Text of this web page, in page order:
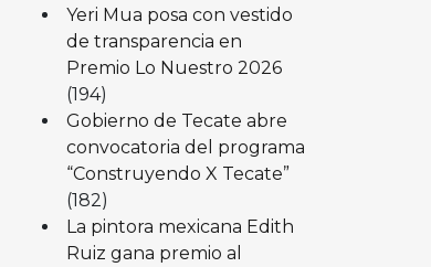
Yeri Mua posa con vestido
de transparencia en
Premio Lo Nuestro 2026
(194)
Gobierno de Tecate abre
convocatoria del programa
“Construyendo X Tecate”
(182)
La pintora mexicana Edith
Ruiz gana premio al